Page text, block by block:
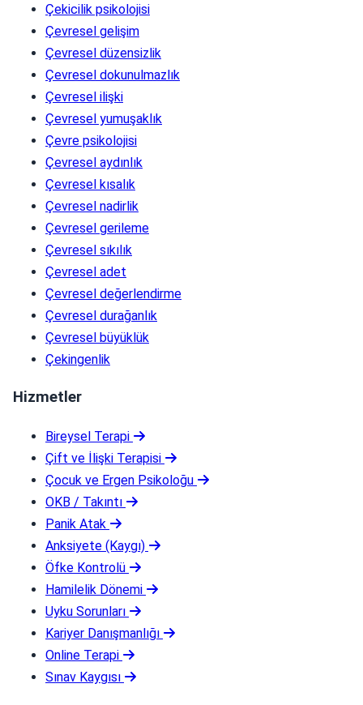
Çekicilik psikolojisi
Çevresel gelişim
Çevresel düzensizlik
Çevresel dokunulmazlık
Çevresel ilişki
Çevresel yumuşaklık
Çevre psikolojisi
Çevresel aydınlık
Çevresel kısalık
Çevresel nadirlik
Çevresel gerileme
Çevresel sıkılık
Çevresel adet
Çevresel değerlendirme
Çevresel durağanlık
Çevresel büyüklük
Çekingenlik
Hizmetler
Bireysel Terapi
Çift ve İlişki Terapisi
Çocuk ve Ergen Psikoloğu
OKB / Takıntı
Panik Atak
Anksiyete (Kaygı)
Öfke Kontrolü
Hamilelik Dönemi
Uyku Sorunları
Kariyer Danışmanlığı
Online Terapi
Sınav Kaygısı